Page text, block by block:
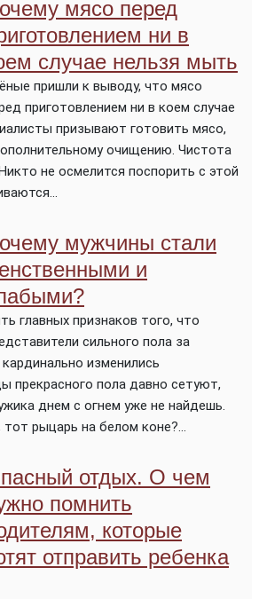
мясо перед
ни в
случае нельзя мыть
пришли к выводу, что мясо
приготовлением ни в коем случае
призывают готовить мясо,
очищению. Чистота
не осмелится поспорить с этой
мужчины стали
и
главных признаков того, что
сильного пола за
изменились
прекрасного пола давно сетуют,
днем с огнем уже не найдешь.
тот рыцарь на белом коне?...
отдых. О чем
помнить
которые
отправить ребенка